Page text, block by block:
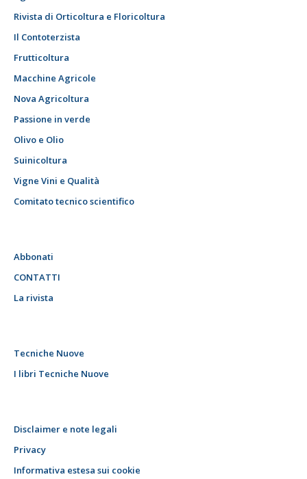
Rivista di Orticoltura e Floricoltura
Il Contoterzista
Frutticoltura
Macchine Agricole
Nova Agricoltura
Passione in verde
Olivo e Olio
Suinicoltura
Vigne Vini e Qualità
Comitato tecnico scientifico
Abbonati
CONTATTI
La rivista
Tecniche Nuove
I libri Tecniche Nuove
Disclaimer e note legali
Privacy
Informativa estesa sui cookie